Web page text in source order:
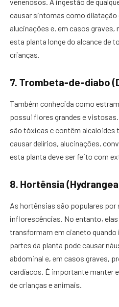
causar sintomas como dilatação
alucinações e, em casos
esta planta longe do alcance de
crianças.
7. Trombeta-de-diabo
Também conhecida como
possui flores grandes e
são tóxicas e contêm alcaloides
causar delírios, alucinações,
esta planta deve ser feito com
8. Hortênsia
As hortênsias são populares por
inflorescências. No entanto,
transformam em cianeto quando
partes da planta pode causar
abdominal e, em casos graves,
cardíacos. É importante manter
de crianças e animais.